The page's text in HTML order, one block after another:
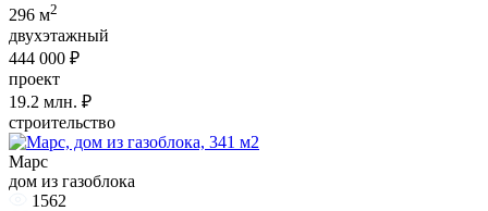
296 м2
двухэтажный
444 000 ₽
проект
19.2 млн. ₽
строительство
Марс
дом из газоблока
1562